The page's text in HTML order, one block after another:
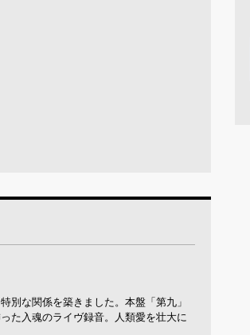
別な関係を築きました。本盤「第九」
た入魂のライヴ録音。人類愛を壮大に